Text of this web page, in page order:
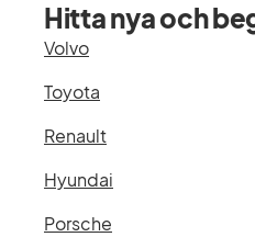
Hitta nya och
Volvo
Toyota
Renault
Hyundai
Porsche